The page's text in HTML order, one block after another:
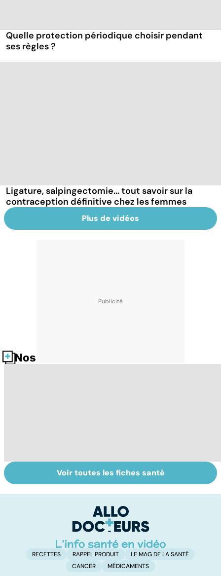
Quelle protection périodique choisir pendant
ses règles ?
Ligature, salpingectomie... tout savoir sur la
contraception définitive chez les femmes
Plus de vidéos
Nos fiches santé
La tuberculose
pulmonaire
Femmes :
comment
Voir toutes les fiches santé
RECETTES RAPPEL PRODUIT
LE MAG DE LA SANTÉ
CANCER
MÉDICAMENTS